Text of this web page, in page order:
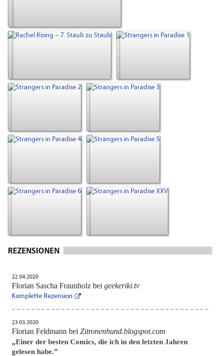
REZENSIONEN
22.04.2020
Florian Sascha Fraunholz bei geekeriki.tv
Komplette Rezension
23.03.2020
Florian Feldmann bei Zitronenhund.blogspot.com
„Einer der besten Comics, die ich in den letzten Jahren
gelesen habe.”